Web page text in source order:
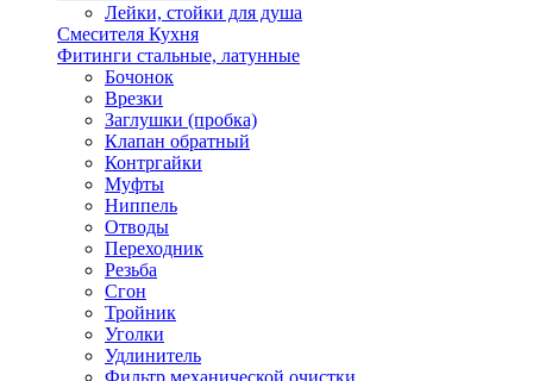
Лейки, стойки для душа
Смесителя Кухня
Фитинги стальные, латунные
Бочонок
Врезки
Заглушки (пробка)
Клапан обратный
Контргайки
Муфты
Ниппель
Отводы
Переходник
Резьба
Сгон
Тройник
Уголки
Удлинитель
Фильтр механической очистки